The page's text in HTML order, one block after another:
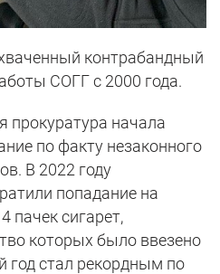
контрабандный
СОГГ с 2000 года.
прокуратура начала
по факту незаконного
В 2022 году
попадание на
пачек сигарет,
которых было ввезено
год стал рекордным по